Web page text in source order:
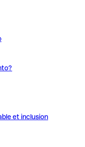
et inclusion